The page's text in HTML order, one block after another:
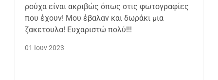
ρούχα είναι ακριβώς όπως στις φωτογραφίες
που έχουν! Μου έβαλαν και δωράκι μια
ζακετουλα! Ευχαριστώ πολύ!!!
01 Ιουν 2023